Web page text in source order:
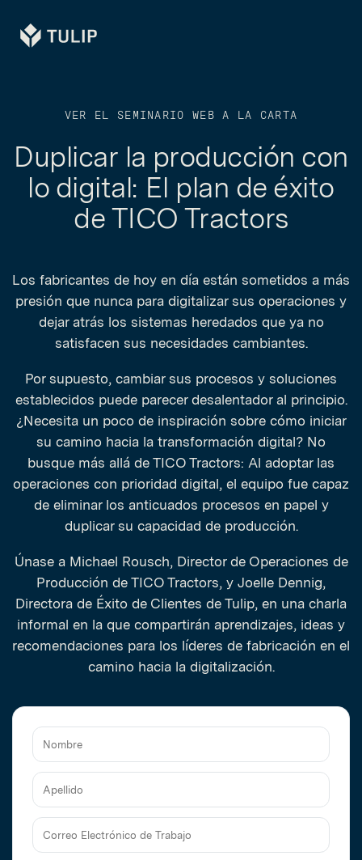
Tulip
Nombre
Apellido
VER EL SEMINARIO WEB A LA CARTA
Duplicar la producción con
lo digital: El plan de éxito
de TICO Tractors
Los fabricantes de hoy en día están sometidos a más
presión que nunca para digitalizar sus operaciones y
dejar atrás los sistemas heredados que ya no
satisfacen sus necesidades cambiantes.
Por supuesto, cambiar sus procesos y soluciones
establecidos puede parecer desalentador al principio.
¿Necesita un poco de inspiración sobre cómo iniciar
su camino hacia la transformación digital? No
busque más allá de TICO Tractors: Al adoptar las
operaciones con prioridad digital, el equipo fue capaz
de eliminar los anticuados procesos en papel y
duplicar su capacidad de producción.
Únase a Michael Rousch, Director de Operaciones de
Producción de TICO Tractors, y Joelle Dennig,
Directora de Éxito de Clientes de Tulip, en una charla
informal en la que compartirán aprendizajes, ideas y
recomendaciones para los líderes de fabricación en el
camino hacia la digitalización.